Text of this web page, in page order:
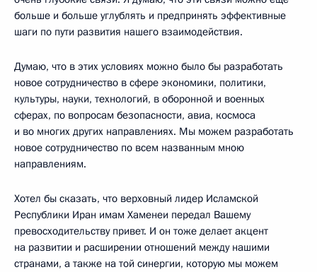
больше и больше углублять и предпринять эффективные
шаги по пути развития нашего взаимодействия.
Думаю, что в этих условиях можно было бы разработать
новое сотрудничество в сфере экономики, политики,
культуры, науки, технологий, в оборонной и военных
сферах, по вопросам безопасности, авиа, космоса
и во многих других направлениях. Мы можем разработать
новое сотрудничество по всем названным мною
направлениям.
Хотел бы сказать, что верховный лидер Исламской
Республики Иран имам Хаменеи передал Вашему
превосходительству привет. И он тоже делает акцент
на развитии и расширении отношений между нашими
странами, а также на той синергии, которую мы можем